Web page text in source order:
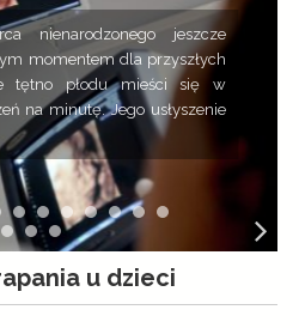
nienarodzonego jeszcze
momentem dla przyszłych
tętno płodu mieści się w
na minutę. Jego usłyszenie
u dzieci